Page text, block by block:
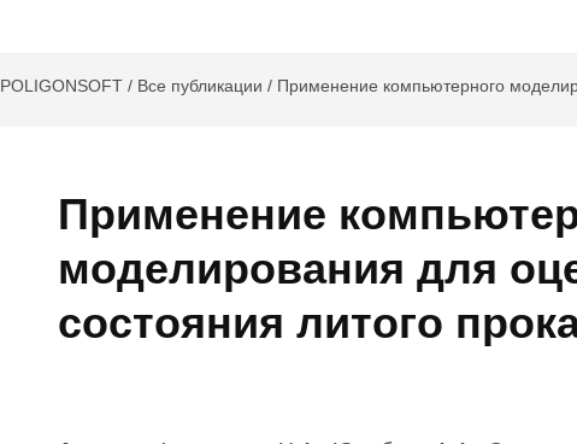
POLIGONSOFT / Все публикации / Применение компьютерного
Применение
моделирования для
состояния литого